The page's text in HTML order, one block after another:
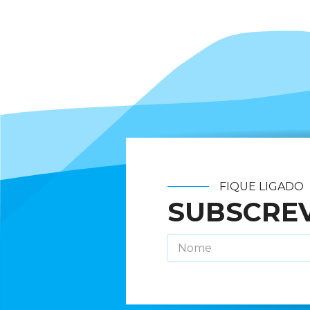
FIQUE LIGADO